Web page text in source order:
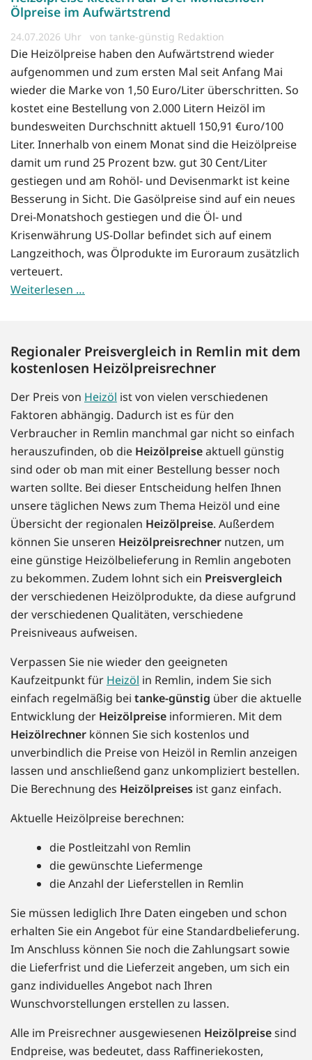
Ölpreise im Aufwärtstrend
24.07.2026 von tanke-günstig Redaktion
Die Heizölpreise haben den Aufwärtstrend wieder
aufgenommen und zum ersten Mal seit Anfang Mai
wieder die Marke von 1,50 Euro/Liter überschritten. So
kostet eine Bestellung von 2.000 Litern Heizöl im
bundesweiten Durchschnitt aktuell 150,91 €uro/100
Liter. Innerhalb von einem Monat sind die Heizölpreise
damit um rund 25 Prozent bzw. gut 30 Cent/Liter
gestiegen und am Rohöl- und Devisenmarkt ist keine
Besserung in Sicht. Die Gasölpreise sind auf ein neues
Drei-Monatshoch gestiegen und die Öl- und
Krisenwährung US-Dollar befindet sich auf einem
Langzeithoch, was Ölprodukte im Euroraum zusätzlich
verteuert.
Weiterlesen …
Regionaler Preisvergleich in Remlin mit dem
kostenlosen Heizölpreisrechner
Der Preis von Heizöl ist von vielen verschiedenen
Faktoren abhängig. Dadurch ist es für den
Verbraucher in Remlin manchmal gar nicht so einfach
herauszufinden, ob die Heizölpreiseaktuell günstig
sind oder ob man mit einer Bestellung besser noch
warten sollte. Bei dieser Entscheidung helfen Ihnen
unsere täglichen News zum Thema Heizöl und eine
Übersicht der regionalen Heizölpreise. Außerdem
können Sie unseren Heizölpreisrechner nutzen, um
eine günstige Heizölbelieferung in Remlin angeboten
zu bekommen. Zudem lohnt sich ein Preisvergleich
der verschiedenen Heizölprodukte, da diese aufgrund
der verschiedenen Qualitäten, verschiedene
Preisniveaus aufweisen.
Verpassen Sie nie wieder den geeigneten
Kaufzeitpunkt für Heizöl in Remlin, indem Sie sich
einfach regelmäßig bei tanke-günstig über die aktuelle
Entwicklung der Heizölpreise informieren. Mit dem
Heizölrechner können Sie sich kostenlos und
unverbindlich die Preise von Heizöl in Remlin anzeigen
lassen und anschließend ganz unkompliziert bestellen.
Die Berechnung des Heizölpreises ist ganz einfach.
Aktuelle Heizölpreise berechnen:
die Postleitzahl von Remlin
die gewünschte Liefermenge
die Anzahl der Lieferstellen in Remlin
Sie müssen lediglich Ihre Daten eingeben und schon
erhalten Sie ein Angebot für eine Standardbelieferung.
Im Anschluss können Sie noch die Zahlungsart sowie
die Lieferfrist und die Lieferzeit angeben, um sich ein
ganz individuelles Angebot nach Ihren
Wunschvorstellungen erstellen zu lassen.
Alle im Preisrechner ausgewiesenen Heizölpreisesind
Endpreise, was bedeutet, dass Raffineriekosten,